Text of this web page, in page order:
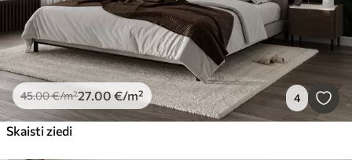
45.00€/m²27.00 €/m² 4
Skaisti ziedi